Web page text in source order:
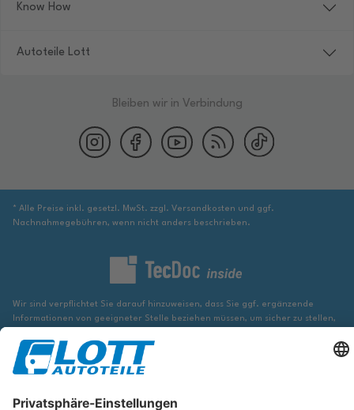
Know How
Autoteile Lott
Bleiben wir in Verbindung
* Alle Preise inkl. gesetzl. MwSt. zzgl. Versandkosten und ggf.
Nachnahmegebühren, wenn nicht anders beschrieben.
Wir sind verpflichtet Sie darauf hinzuweisen, dass Sie ggf. ergänzende
Informationen von geeigneter Stelle beziehen müssen, um sicher zu stellen,
entspricht und für das betreffende Automobil passt.
Die hier angezeigten Daten, insbesondere die gesamte Datenbank, dürfen
Datenbank ohne vorherige Zustimmung von TecDoc zu vervielfältigen, zu